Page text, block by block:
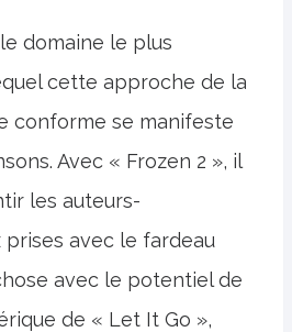
domaine le plus
cette approche de la
conforme se manifeste
Avec « Frozen 2 », il
les auteurs-
avec le fardeau
avec le potentiel de
de « Let It Go »,